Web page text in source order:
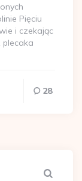
Pięciu
i czekając
plecaka
28